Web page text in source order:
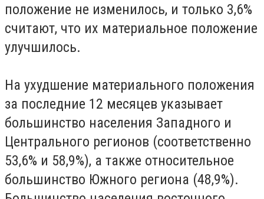
положение не изменилось, и только 3,6%
считают, что их материальное положение
улучшилось.
На ухудшение материального положения
за последние 12 месяцев указывает
большинство населения Западного и
Центрального регионов (соответственно
53,6% и 58,9%), а также относительное
большинство Южного региона (48,9%).